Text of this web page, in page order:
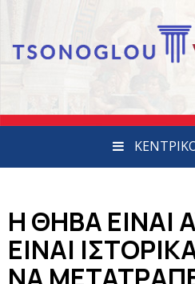
Η ΘΗΒΑ ΕΙΝΑΙ
ΕΙΝΑΙ